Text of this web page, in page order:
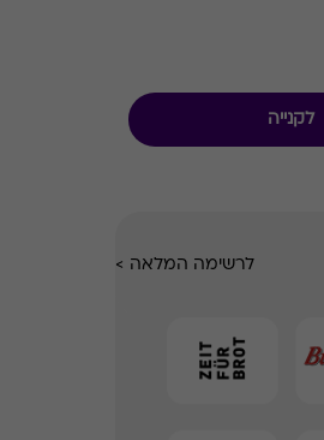
לקנייה
לרשימה המלאה >